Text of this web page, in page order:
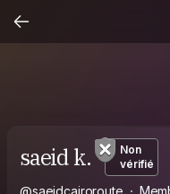
saeid k.
Non
vérifié
@saeidcairoroute